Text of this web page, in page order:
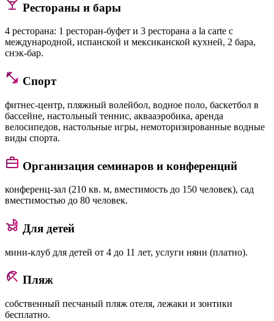
Рестораны и бары
4 ресторана: 1 ресторан-буфет и 3 ресторана a la carte с
международной, испанской и мексиканской кухней, 2 бара,
снэк-бар.
Спорт
фитнес-центр, пляжный волейбол, водное поло, баскетбол в
бассейне, настольный теннис, аквааэробика, аренда
велосипедов, настольные игры, немоторизированные водные
виды спорта.
Организация семинаров и конференций
конференц-зал (210 кв. м, вместимость до 150 человек), сад
вместимостью до 80 человек.
Для детей
мини-клуб для детей от 4 до 11 лет, услуги няни (платно).
Пляж
собственный песчаный пляж отеля, лежаки и зонтики
бесплатно.